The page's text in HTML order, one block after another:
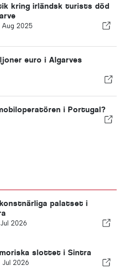
kring irländsk turists död
Aug 2025
euro i Algarves
i Portugal?
palatset i
Jul 2026
slottet i Sintra
Jul 2026